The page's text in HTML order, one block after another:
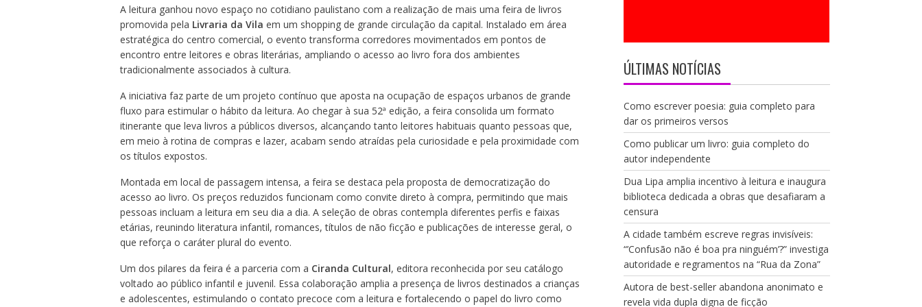
A leitura ganhou novo espaço no cotidiano paulistano com a realização de mais uma feira de livros
promovida pela Livraria da Vila em um shopping de grande circulação da capital. Instalado em área
estratégica do centro comercial, o evento transforma corredores movimentados em pontos de
encontro entre leitores e obras literárias, ampliando o acesso ao livro fora dos ambientes
tradicionalmente associados à cultura.
A iniciativa faz parte de um projeto contínuo que aposta na ocupação de espaços urbanos de grande
fluxo para estimular o hábito da leitura. Ao chegar à sua 52ª edição, a feira consolida um formato
itinerante que leva livros a públicos diversos, alcançando tanto leitores habituais quanto pessoas que,
em meio à rotina de compras e lazer, acabam sendo atraídas pela curiosidade e pela proximidade com
os títulos expostos.
Montada em local de passagem intensa, a feira se destaca pela proposta de democratização do
acesso ao livro. Os preços reduzidos funcionam como convite direto à compra, permitindo que mais
pessoas incluam a leitura em seu dia a dia. A seleção de obras contempla diferentes perfis e faixas
etárias, reunindo literatura infantil, romances, títulos de não ficção e publicações de interesse geral, o
que reforça o caráter plural do evento.
Um dos pilares da feira é a parceria com a Ciranda Cultural, editora reconhecida por seu catálogo
voltado ao público infantil e juvenil. Essa colaboração amplia a presença de livros destinados a crianças
e adolescentes, estimulando o contato precoce com a leitura e fortalecendo o papel do livro como
ÚLTIMAS NOTÍCIAS
Como escrever poesia: guia completo para
dar os primeiros versos
Como publicar um livro: guia completo do
autor independente
Dua Lipa amplia incentivo à leitura e inaugura
biblioteca dedicada a obras que desafiaram a
censura
A cidade também escreve regras invisíveis:
“’Confusão não é boa pra ninguém’?” investiga
autoridade e regramentos na “Rua da Zona”
Autora de best-seller abandona anonimato e
revela vida dupla digna de ficção